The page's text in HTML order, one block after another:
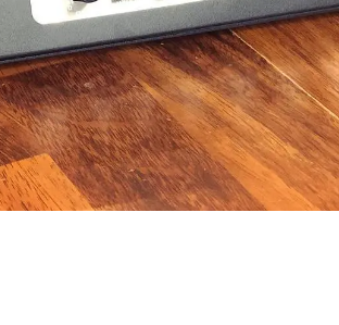
Yamaha
Serie BB
Serie TRB
Serie TRBX
Signature